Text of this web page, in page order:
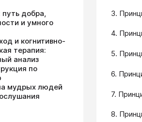
3.
4.
5.
6.
7.
8.
путь добра,
и умного
и когнитивно-
терапия:
анализ
по
мудрых людей